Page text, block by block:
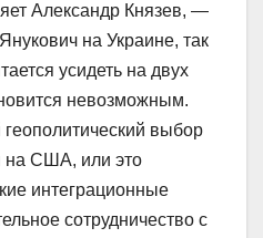
Александр Князев, —
на Украине, так
усидеть на двух
невозможным.
выбор
на США, или это
интеграционные
сотрудничество с